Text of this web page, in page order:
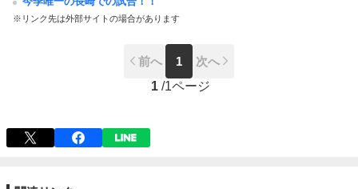
※リンク先は外部サイトの場合があります
前へ 1
次へ
1 /1ページ